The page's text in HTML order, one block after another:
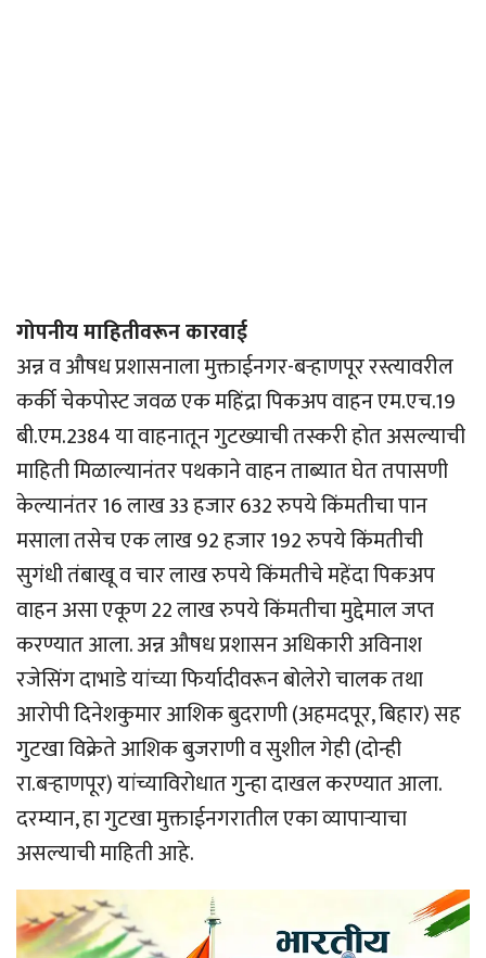
गोपनीय माहितीवरून कारवाई
अन्न व औषध प्रशासनाला मुक्ताईनगर-बर्‍हाणपूर रस्त्यावरील
कर्की चेकपोस्ट जवळ एक महिंद्रा पिकअप वाहन एम.एच.19
बी.एम.2384 या वाहनातून गुटख्याची तस्करी होत असल्याची
माहिती मिळाल्यानंतर पथकाने वाहन ताब्यात घेत तपासणी
केल्यानंतर 16 लाख 33 हजार 632 रुपये किंमतीचा पान
मसाला तसेच एक लाख 92 हजार 192 रुपये किंमतीची
सुगंधी तंबाखू व चार लाख रुपये किंमतीचे महेंदा पिकअप
वाहन असा एकूण 22 लाख रुपये किंमतीचा मुद्देमाल जप्त
करण्यात आला. अन्न औषध प्रशासन अधिकारी अविनाश
रजेसिंग दाभाडे यांच्या फिर्यादीवरून बोलेरो चालक तथा
आरोपी दिनेशकुमार आशिक बुदराणी (अहमदपूर, बिहार) सह
गुटखा विक्रेते आशिक बुजराणी व सुशील गेही (दोन्ही
रा.बर्‍हाणपूर) यांच्याविरोधात गुन्हा दाखल करण्यात आला.
दरम्यान, हा गुटखा मुक्ताईनगरातील एका व्यापार्‍याचा
असल्याची माहिती आहे.